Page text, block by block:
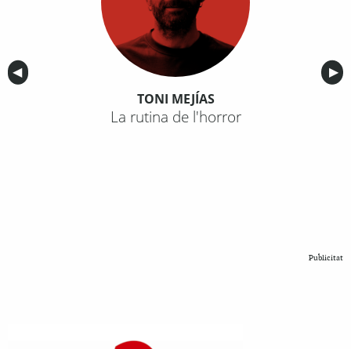
Anterior
◀︎ ▶︎
TONI MEJÍAS
La rutina de l'horror
Publicitat